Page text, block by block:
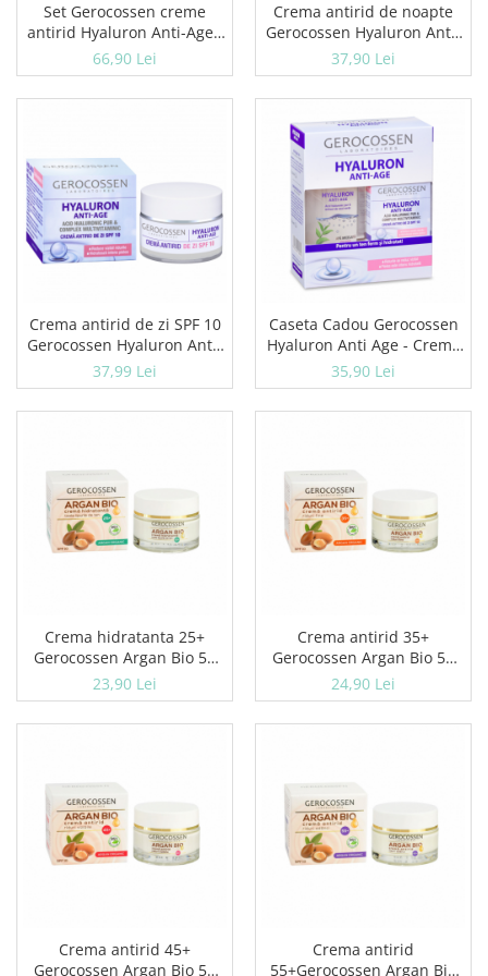
Geluri si deodorante igiena intima
Produse manichiura & pedichiura
Oja si lac de unghii
Accesorii manichiura & pedichiura
Seturi cadou
Set Gerocossen creme
antirid Hyaluron Anti-Age -
de zi si de noapte 2 x 50 ml
66,90 Lei
Crema antirid de noapte
Gerocossen Hyaluron Anti-
Age 50 ml
37,90 Lei
Crema antirid de zi SPF 10
Gerocossen Hyaluron Anti-
Age 50 ml
37,99 Lei
Caseta Cadou Gerocossen
Hyaluron Anti Age - Crema
antirid de zi + Apa micelara
35,90 Lei
Crema hidratanta 25+
Gerocossen Argan Bio 50
ml
23,90 Lei
Crema antirid 35+
Gerocossen Argan Bio 50
ml
24,90 Lei
Crema antirid 45+
Gerocossen Argan Bio 50
Crema antirid
55+Gerocossen Argan Bio